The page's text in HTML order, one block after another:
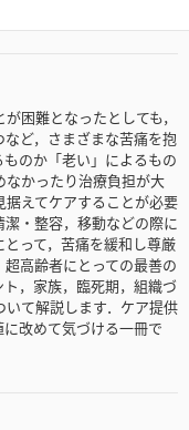
困難となったとしても，
ど，さまざまな苦痛を抱
のか「老い」によるもの
かったり治療負担が大
えてケアすることが必要
・整容，移動などの際に
って，苦痛を緩和し尊厳
高齢者にとっての最善の
，家族，臨死期，組織づ
て解説します．ケア提供
改めて気づける一冊で